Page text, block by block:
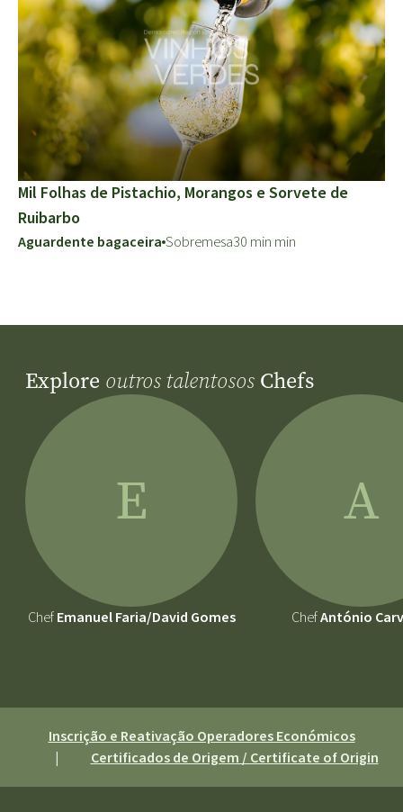
Mil Folhas de Pistachio, Morangos e Sorvete de
Ruibarbo
Aguardente bagaceira Sobremesa30 min min
Explore outros talentosos Chefs
E
ChefEmanuel Faria/David Gomes
A
ChefAntónio
Inscrição e Reativação Operadores Económicos
|
Certificados de Origem / Certificate of Origin